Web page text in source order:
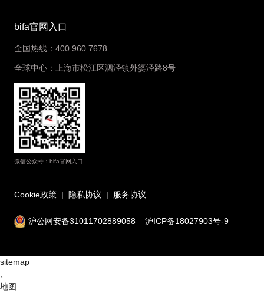
bifa官网入口
全国热线：400 960 7678
全球中心：上海市松江区泗泾镇外婆泾路8号
微信公众号：bifa官网入口
Cookie政策 | 隐私协议 | 服务协议
沪公网安备31011702889058 沪ICP备18027903号-9
sitemap
地图